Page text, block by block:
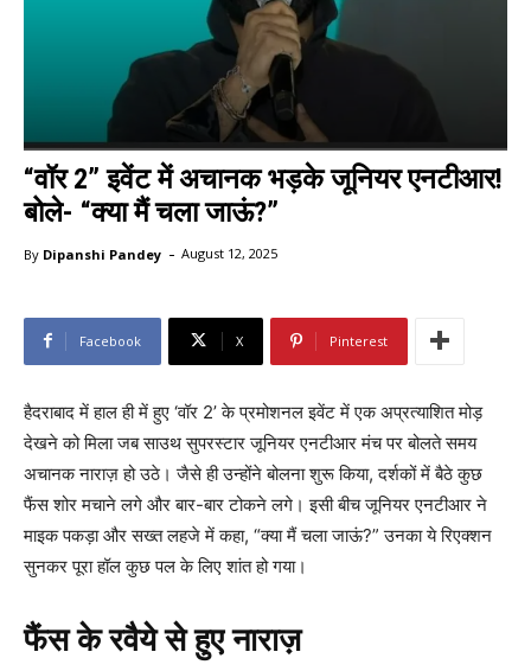
“वॉर 2” इवेंट में अचानक भड़के जूनियर एनटीआर!
बोले- “क्या मैं चला जाऊं?”
By Dipanshi Pandey - August 12, 2025
Facebook X Pinterest
हैदराबाद में हाल ही में हुए ‘वॉर 2’ के प्रमोशनल इवेंट में एक अप्रत्याशित मोड़
देखने को मिला जब साउथ सुपरस्टार जूनियर एनटीआर मंच पर बोलते समय
अचानक नाराज़ हो उठे। जैसे ही उन्होंने बोलना शुरू किया, दर्शकों में बैठे कुछ
फैंस शोर मचाने लगे और बार-बार टोकने लगे। इसी बीच जूनियर एनटीआर ने
माइक पकड़ा और सख्त लहजे में कहा, “क्या मैं चला जाऊं?” उनका ये रिएक्शन
सुनकर पूरा हॉल कुछ पल के लिए शांत हो गया।
फैंस के रवैये से हुए नाराज़